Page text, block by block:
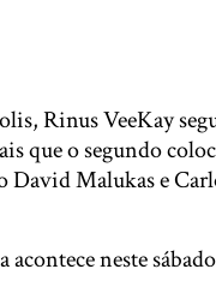
Rinus VeeKay
que o segundo
David Malukas e
neste